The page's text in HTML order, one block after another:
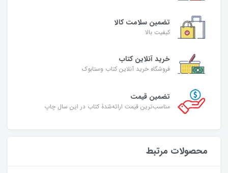
تضمین سلامت کالا
کیفیت بالا
خرید آنلاین کتاب
فروشگاه خرید آنلاین کتاب وستابوک
تضمین قیمت
مناسب‌ترین قیمت ارائه‌شدۀ کتاب در این سال چاپ
محصولات مرتبط